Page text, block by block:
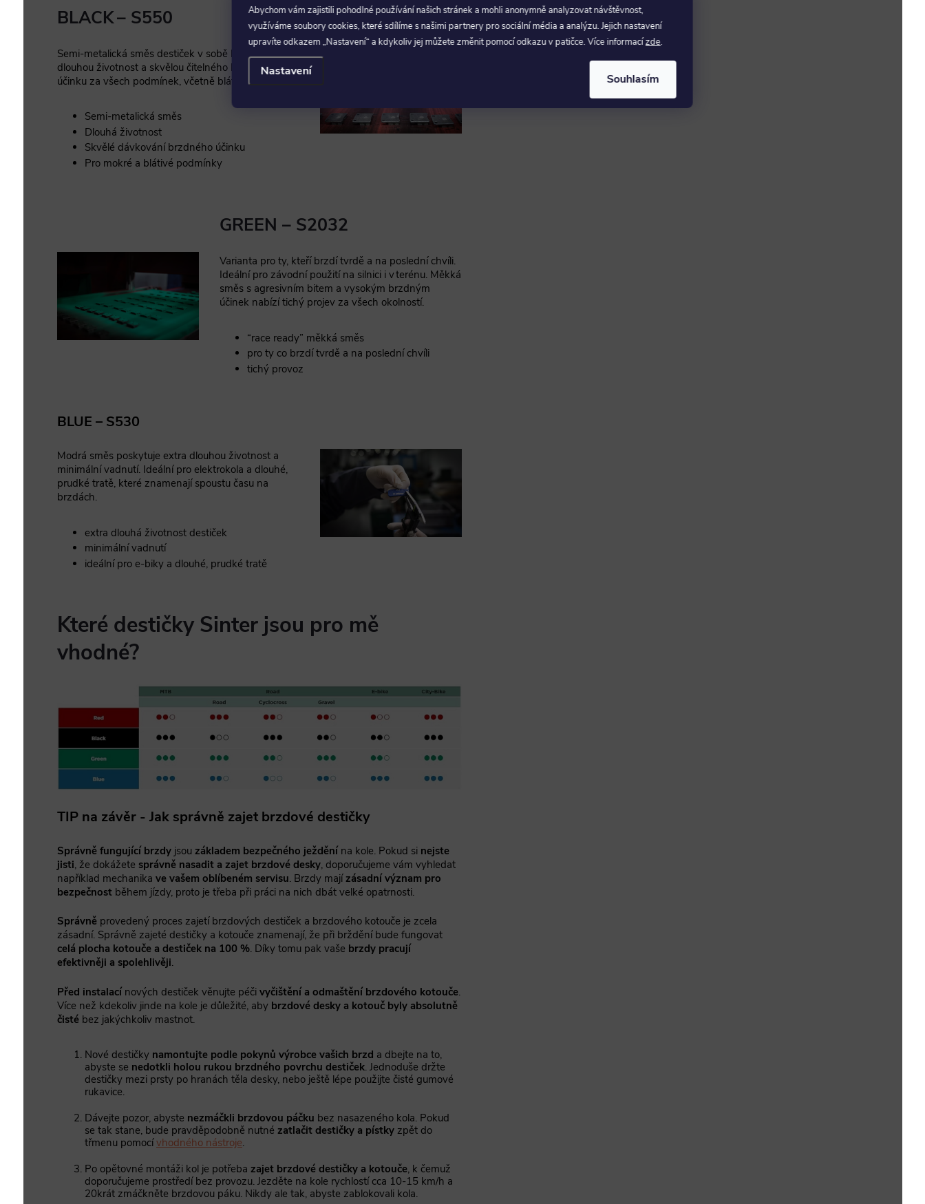
Abychom vám zajistili pohodlné používání našich stránek a mohli anonymně analyzovat návštěvnost,
využíváme soubory cookies, které sdílíme s našimi partnery pro sociální média a analýzu. Jejich nastavení
upravíte odkazem „Nastavení“ a kdykoliv jej můžete změnit pomocí odkazu v patičce. Více informacízde.
Nastavení
Souhlasím
BLACK – S550
Semi-metalická směs destiček v sobě kombinuje
dlouhou životnost a skvělou čitelného brzdného
účinku za všech podmínek, včetně bláta a vody.
Semi-metalická směs
Dlouhá životnost
Skvělé dávkování brzdného účinku
Pro mokré a blátivé podmínky
GREEN – S2032
Varianta pro ty, kteří brzdí tvrdě a na poslední chvíli.
Ideální pro závodní použití na silnici i v terénu. Měkká
směs s agresivním bitem a vysokým brzdným
účinek nabízí tichý projev za všech okolností.
“race ready” měkká směs
pro ty co brzdí tvrdě a na poslední chvíli
tichý provoz
BLUE – S530
Modrá směs poskytuje extra dlouhou životnost a
minimální vadnutí. Ideální pro elektrokola a dlouhé,
prudké tratě, které znamenají spoustu času na
brzdách.
extra dlouhá životnost destiček
minimální vadnutí
ideální pro e-biky a dlouhé, prudké tratě
Které destičky Sinter jsou pro mě
vhodné?
TIP na závěr - Jak správně zajet brzdové destičky
Správně fungující brzdy jsou základem bezpečného ježdění na kole. Pokud si nejste
jisti, že dokážete správně nasadit a zajet brzdové desky, doporučujeme vám vyhledat
například mechanika ve vašem oblíbeném servisu. Brzdy mají zásadní význam pro
bezpečnost během jízdy, proto je třeba při práci na nich dbát velké opatrnosti.
Správně provedený proces zajetí brzdových destiček a brzdového kotouče je zcela
zásadní. Správně zajeté destičky a kotouče znamenají, že při brždění bude fungovat
celá plocha kotouče a destiček na 100 %. Díky tomu pak vaše brzdy pracují
efektivněji a spolehlivěji.
Před instalací nových destiček věnujte péči vyčištění a odmaštění brzdového kotouče.
Více než kdekoliv jinde na kole je důležité, aby brzdové desky a kotouč byly absolutně
čisté bez jakýchkoliv mastnot.
Nové destičky namontujte podle pokynů výrobce vašich brzd a dbejte na to,
abyste se nedotkli holou rukou brzdného povrchu destiček. Jednoduše držte
destičky mezi prsty po hranách těla desky, nebo ještě lépe použijte čisté gumové
rukavice.
Dávejte pozor, abyste nezmáčkli brzdovou páčku bez nasazeného kola. Pokud
se tak stane, bude pravděpodobně nutné zatlačit destičky a pístky zpět do
třmenu pomocívhodného nástroje.
Po opětovné montáži kol je potřeba zajet brzdové destičky a kotouče, k čemuž
doporučujeme prostředí bez provozu. Jezděte na kole rychlostí cca 10-15 km/h a
20krát zmáčkněte brzdovou páku. Nikdy ale tak, abyste zablokovali kola.